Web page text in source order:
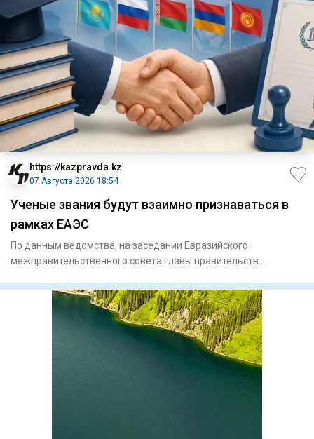
https://kazpravda.kz
07 Августа 2026 18:54
Ученые звания будут взаимно признаваться в
рамках ЕАЭС
По данным ведомства, на заседании Евразийского
межправительственного совета главы правительств